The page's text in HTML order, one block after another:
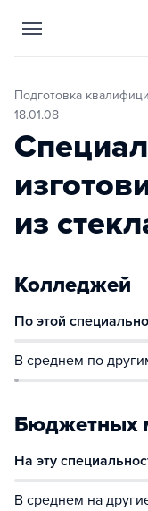
Подготовка квалифицированных рабочих, код направления
18.01.08
из
Колледжей
По этой
В среднем по
Бюджетных
На эту
В среднем на